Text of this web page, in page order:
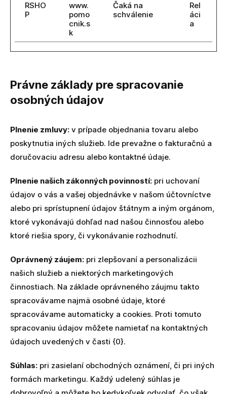
RSHO
P
www.
pomo
cnik.s
k
Čaká na
schválenie
Rel
áci
a
Právne základy pre spracovanie
osobných údajov
Plnenie zmluvy: v prípade objednania tovaru alebo
poskytnutia iných služieb. Ide prevažne o fakturačnú a
doručovaciu adresu alebo kontaktné údaje.
Plnenie našich zákonných povinností: pri uchovaní
údajov o vás a vašej objednávke v našom účtovníctve
alebo pri sprístupnení údajov štátnym a iným orgánom,
ktoré vykonávajú dohľad nad našou činnosťou alebo
ktoré riešia spory, či vykonávanie rozhodnutí.
Oprávnený záujem: pri zlepšovaní a personalizácii
našich služieb a niektorých marketingových
činnostiach. Na základe oprávneného záujmu takto
spracovávame najmä osobné údaje, ktoré
spracovávame automaticky a cookies. Proti tomuto
spracovaniu údajov môžete namietať na kontaktných
údajoch uvedených v časti {0}.
Súhlas: pri zasielaní obchodných oznámení, či pri iných
formách marketingu. Každý udelený súhlas je